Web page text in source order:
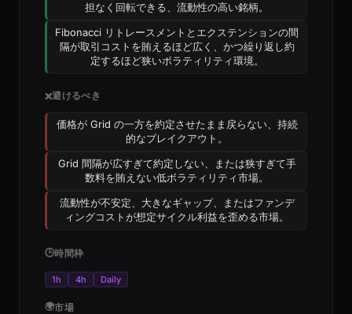
担なく回転できる、流動性の高い銘柄。
Fibonacci リトレースメントとエクステンションの間
隔が取引コストを賄えるほど広く、かつ繰り返し約
定するほど狭いボラティリティ環境。
❌避けるべき
価格が Grid の一方を約定させたまま戻らない、持続
的なブレイクアウト。
Grid 間隔が広すぎて約定しない、または狭すぎて手
数料を賄えない低ボラティリティ市場。
流動性が不安定、大きなギャップ、またはファンデ
ィングコストが想定サイクル利益を歪める市場。
🕒時間枠
1h 4h Daily
🌍市場